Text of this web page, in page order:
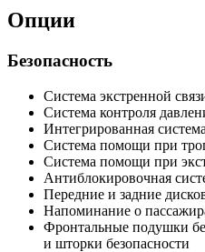
Опции
Безопасность
Система экстренной
Система контроля
Интегрированная
Cистема помощи при
Система помощи при
Антиблокировочная
Передние и задние
Напоминание о
Фронтальные подушки
и шторки безопасности